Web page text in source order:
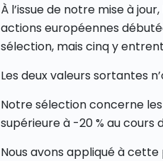
À l’issue de notre mise à
actions européennes
sélection, mais cinq y
Les deux valeurs sortantes
Notre sélection concerne
supérieure à -20 % au cours
Nous avons appliqué à